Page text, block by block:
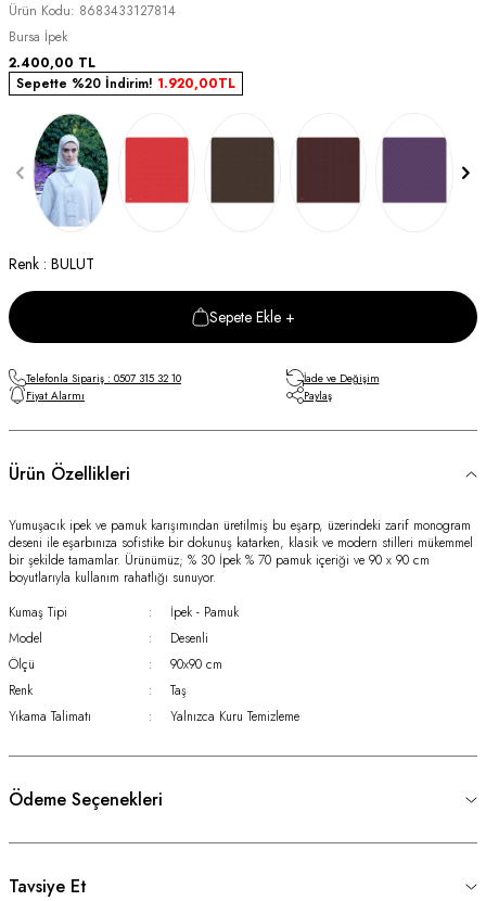
Ürün Kodu: 8683433127814
Bursa İpek
2.400,00 TL
Sepette %20 İndirim! 1.920,00TL
Renk : BULUT
Sepete Ekle +
Telefonla Sipariş : 0507 315 32 10
İade ve Değişim
Fiyat Alarmı
Paylaş
Ürün Özellikleri
Yumuşacık ipek ve pamuk karışımından üretilmiş bu eşarp, üzerindeki zarif monogram
deseni ile eşarbınıza sofistike bir dokunuş katarken, klasik ve modern stilleri mükemmel
bir şekilde tamamlar. Ürünümüz; % 30 İpek % 70 pamuk içeriği ve 90 x 90 cm
boyutlarıyla kullanım rahatlığı sunuyor.
Kumaş Tipi
:
İpek - Pamuk
Model
:
Desenli
Ölçü
:
90x90 cm
Renk
:
Taş
Yıkama Talimatı
: Yalnızca Kuru Temizleme
Ödeme Seçenekleri
Tavsiye Et